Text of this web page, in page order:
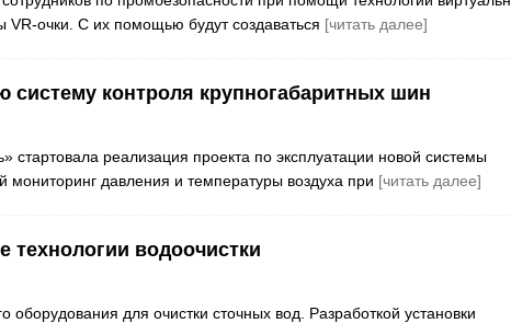
очки. С их помощью будут создаваться [читать далее]
систему контроля крупногабаритных шин
стартовала реализация проекта по эксплуатации новой системы
давления и температуры воздуха при [читать далее]
технологии водоочистки
оборудования для очистки сточных вод. Разработкой установки